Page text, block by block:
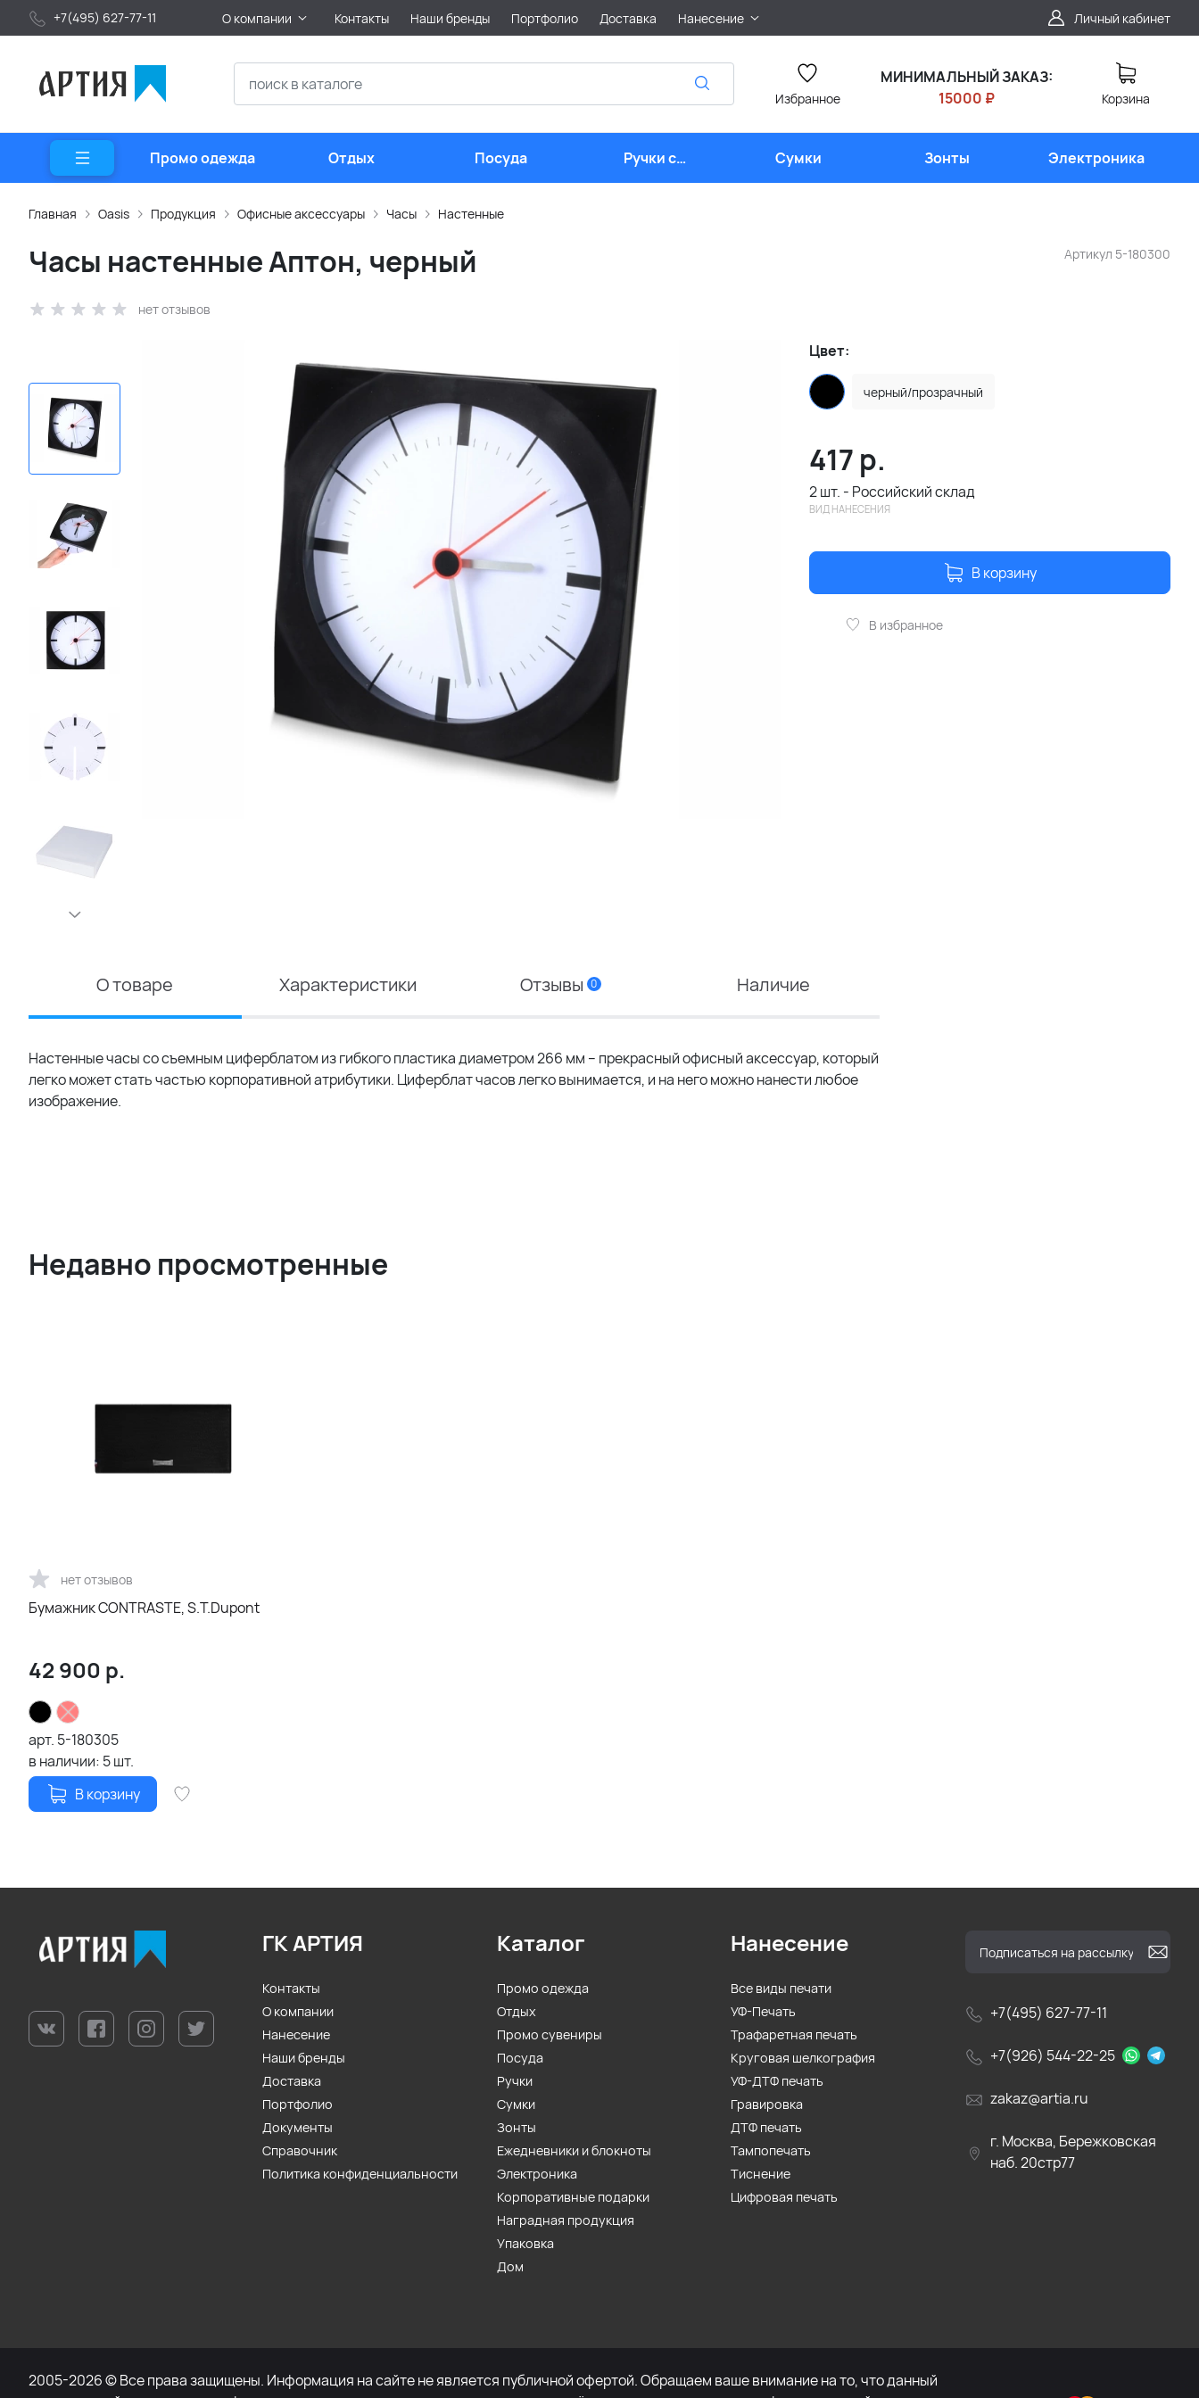
+7(495) 627-77-11 О компании Контакты Наши бренды Портфолио Доставка Нанесение Личный кабинет
Избранное
МИНИМАЛЬНЫЙ ЗАКАЗ:
15000 ₽
Корзина
Промо одежда Отдых Посуда
Ручки с
логотипом
Сумки Зонты Электроника
Главная Oasis Продукция Офисные аксессуары Часы Настенные
Артикул 5-180300
Часы настенные Аптон, черный
нет отзывов
Цвет:
черный/прозрачный
417 р.
2 шт. - Российский склад
ВИД НАНЕСЕНИЯ
В корзину
В избранное
О товаре Характеристики Отзывы 0 Наличие
Настенные часы со съемным циферблатом из гибкого пластика диаметром 266 мм – прекрасный офисный аксессуар, который
легко может стать частью корпоративной атрибутики. Циферблат часов легко вынимается, и на него можно нанести любое
изображение.
Недавно просмотренные
нет отзывов
Бумажник CONTRASTE, S.T.Dupont
42 900 р.
арт. 5-180305
в наличии: 5шт.
В корзину
+7(495) 627-77-11
+7(926) 544-22-25
zakaz@artia.ru
г. Москва, Бережковская
наб. 20стр77
ГК АРТИЯ
Контакты
О компании
Нанесение
Наши бренды
Доставка
Портфолио
Документы
Справочник
Политика конфиденциальности
Каталог
Промо одежда
Отдых
Промо сувениры
Посуда
Ручки
Сумки
Зонты
Ежедневники и блокноты
Электроника
Корпоративные подарки
Наградная продукция
Упаковка
Дом
Нанесение
Все виды печати
УФ-Печать
Трафаретная печать
Круговая шелкография
УФ-ДТФ печать
Гравировка
ДТФ печать
Тампопечать
Тиснение
Цифровая печать
2005-2026 © Все права защищены. Информация на сайте не является публичной офертой. Обращаем ваше внимание на то, что данный